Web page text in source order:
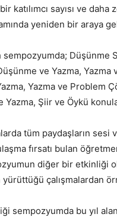
katılımcı sayısı ve
yeniden bir araya
sempozyumda;
ve Yazma,
Yazma ve Problem
Şiir ve Öykü
tüm paydaşların sesi
fırsatı bulan
diğer bir etkinliği
çalışmalardan
sempozyumda bu yıl